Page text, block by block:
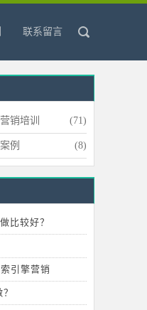
联系留言
销培训 (71)
例 (8)
比较好？
引擎营销